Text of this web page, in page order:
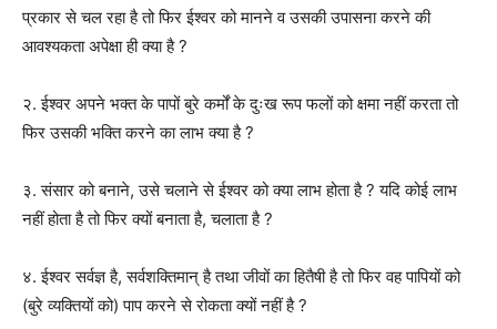
प्रकार से चल रहा है तो फिर ईश्वर को मानने व उसकी उपासना करने की
आवश्यकता अपेक्षा ही क्या है ?
२. ईश्वर अपने भक्त के पापों बुरे कर्मों के दुःख रूप फलों को क्षमा नहीं करता तो
फिर उसकी भक्ति करने का लाभ क्या है ?
३. संसार को बनाने, उसे चलाने से ईश्वर को क्या लाभ होता है ? यदि कोई लाभ
नहीं होता है तो फिर क्यों बनाता है, चलाता है ?
४. ईश्वर सर्वज्ञ है, सर्वशक्तिमान् है तथा जीवों का हितैषी है तो फिर वह पापियों को
(बुरे व्यक्तियों को) पाप करने से रोकता क्यों नहीं है ?